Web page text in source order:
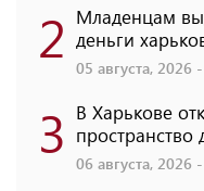
2 Младенцам
деньги
05 августа, 2026
3 В Харькове
пространство
06 августа, 2026